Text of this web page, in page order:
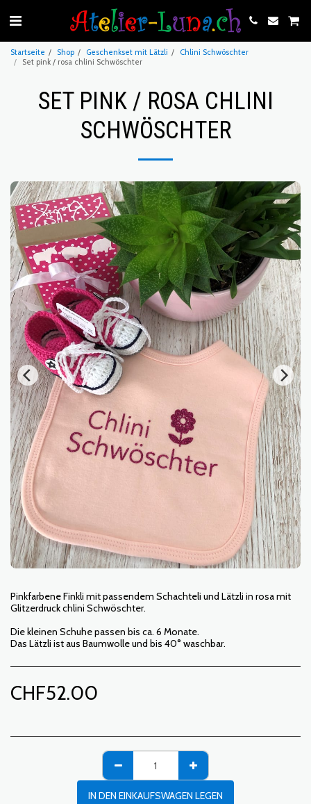
Startseite Shop Geschenkset mit Lätzli
Chlini Schwöschter
Set pink / rosa chlini Schwöschter
SET PINK / ROSA CHLINI
SCHWÖSCHTER
Pinkfarbene Finkli mit passendem Schachteli und Lätzli in rosa mit
Glitzerdruck chlini Schwöschter.
Die kleinen Schuhe passen bis ca. 6 Monate.
Das Lätzli ist aus Baumwolle und bis 40° waschbar.
CHF52.00
IN DEN EINKAUFSWAGEN LEGEN